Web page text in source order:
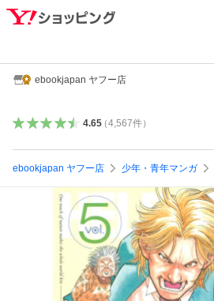
ebookjapan ヤフー店
4.65（4,567件）
ebookjapan ヤフー店 少年・青年マンガ